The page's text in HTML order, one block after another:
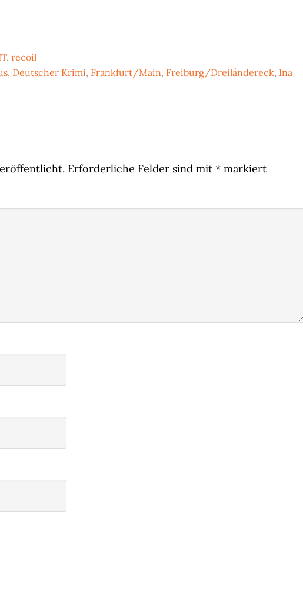
, recoil
, Deutscher Krimi, Frankfurt/Main, Freiburg/Dreiländereck, Ina
Erforderliche Felder sind mit * markiert